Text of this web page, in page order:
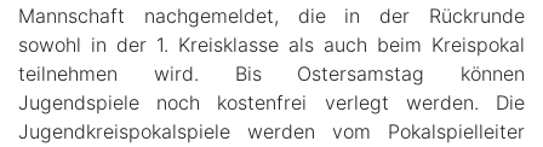
Mannschaft nachgemeldet, die in der Rückrunde
sowohl in der 1. Kreisklasse als auch beim Kreispokal
teilnehmen wird. Bis Ostersamstag können
Jugendspiele noch kostenfrei verlegt werden. Die
Jugendkreispokalspiele werden vom Pokalspielleiter